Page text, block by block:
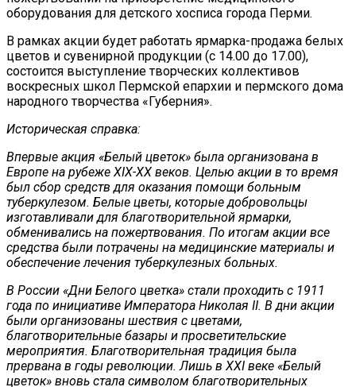
оборудования для детского хосписа города Перми.
В рамках акции будет работать ярмарка-продажа белых
цветов и сувенирной продукции (с 14.00 до 17.00),
состоится выступление творческих коллективов
воскресных школ Пермской епархии и пермского дома
народного творчества «Губерния».
Историческая справка:
Впервые акция «Белый цветок» была организована в
Европе на рубеже XIX-XX веков. Целью акции в то время
был сбор средств для оказания помощи больным
туберкулезом. Белые цветы, которые добровольцы
изготавливали для благотворительной ярмарки,
обменивались на пожертвования. По итогам акции все
средства были потрачены на медицинские материалы и
обеспечение лечения туберкулезных больных.
В России «Дни Белого цветка» стали проходить с 1911
года по инициативе Императора Николая II. В дни акции
были организованы шествия с цветами,
благотворительные базары и просветительские
мероприятия. Благотворительная традиция была
прервана в годы революции. Лишь в XXI веке «Белый
цветок» вновь стала символом благотворительных